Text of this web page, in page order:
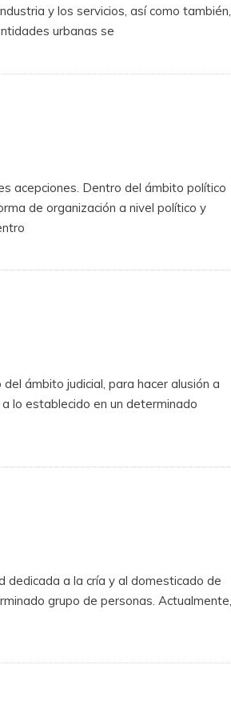
y los servicios, así como también,
urbanas se
acepciones. Dentro del ámbito político
de organización a nivel político y
ámbito judicial, para hacer alusión a
lo establecido en un determinado
dedicada a la cría y al domesticado de
grupo de personas. Actualmente,